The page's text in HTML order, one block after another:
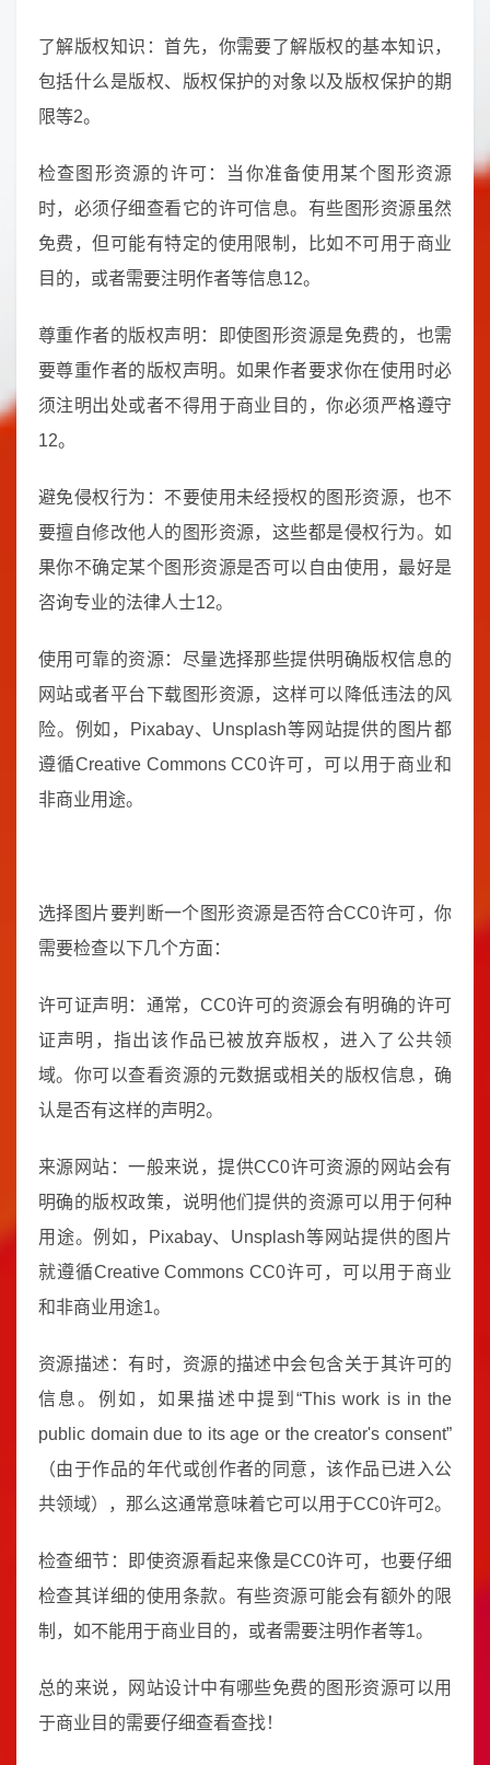
了解版权知识：首先，你需要了解版权的基本知识，
包括什么是版权、版权保护的对象以及版权保护的期
限等2。
检查图形资源的许可：当你准备使用某个图形资源
时，必须仔细查看它的许可信息。有些图形资源虽然
免费，但可能有特定的使用限制，比如不可用于商业
目的，或者需要注明作者等信息12。
尊重作者的版权声明：即使图形资源是免费的，也需
要尊重作者的版权声明。如果作者要求你在使用时必
须注明出处或者不得用于商业目的，你必须严格遵守
12。
避免侵权行为：不要使用未经授权的图形资源，也不
要擅自修改他人的图形资源，这些都是侵权行为。如
果你不确定某个图形资源是否可以自由使用，最好是
咨询专业的法律人士12。
使用可靠的资源：尽量选择那些提供明确版权信息的
网站或者平台下载图形资源，这样可以降低违法的风
险。例如，Pixabay、Unsplash等网站提供的图片都
遵循Creative Commons CC0许可，可以用于商业和
非商业用途。
选择图片要判断一个图形资源是否符合CC0许可，你
需要检查以下几个方面：
许可证声明：通常，CC0许可的资源会有明确的许可
证声明，指出该作品已被放弃版权，进入了公共领
域。你可以查看资源的元数据或相关的版权信息，确
认是否有这样的声明2。
来源网站：一般来说，提供CC0许可资源的网站会有
明确的版权政策，说明他们提供的资源可以用于何种
用途。例如，Pixabay、Unsplash等网站提供的图片
就遵循Creative Commons CC0许可，可以用于商业
和非商业用途1。
资源描述：有时，资源的描述中会包含关于其许可的
信息。例如，如果描述中提到“This work is in the
public domain due to its age or the creator's consent”
（由于作品的年代或创作者的同意，该作品已进入公
共领域），那么这通常意味着它可以用于CC0许可2。
检查细节：即使资源看起来像是CC0许可，也要仔细
检查其详细的使用条款。有些资源可能会有额外的限
制，如不能用于商业目的，或者需要注明作者等1。
总的来说，网站设计中有哪些免费的图形资源可以用
于商业目的需要仔细查看查找！